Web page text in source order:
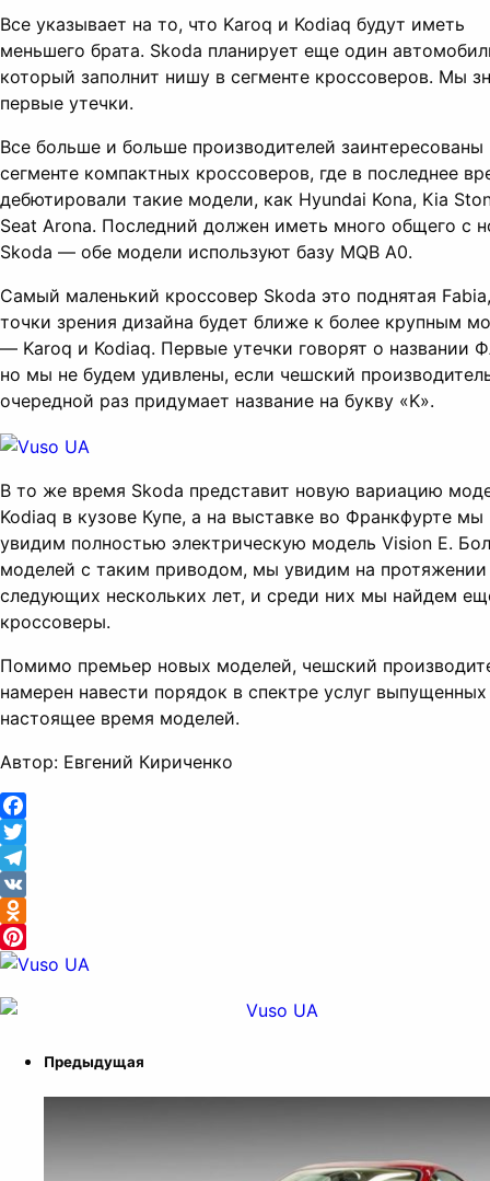
Все указывает на то, что Karoq и Kodiaq будут иметь
меньшего брата. Skoda планирует еще один
который заполнит нишу в сегменте кроссоверов. Мы
первые утечки.
Все больше и больше производителей заинтересованы
сегменте компактных кроссоверов, где в последнее
дебютировали такие модели, как Hyundai Kona, Kia
Seat Arona. Последний должен иметь много общего с
Skoda — обе модели используют базу MQB A0.
Самый маленький кроссовер Skoda это поднятая
точки зрения дизайна будет ближе к более крупным
— Karoq и Kodiaq. Первые утечки говорят о названии
но мы не будем удивлены, если чешский
очередной раз придумает название на букву «K».
В то же время Skoda представит новую вариацию
Kodiaq в кузове Купе, а на выставке во Франкфурте мы
увидим полностью электрическую модель Vision E.
моделей с таким приводом, мы увидим на протяжении
следующих нескольких лет, и среди них мы найдем
кроссоверы.
Помимо премьер новых моделей, чешский
намерен навести порядок в спектре услуг
настоящее время моделей.
Автор: Евгений Кириченко
Facebook
Twitter
Telegram
VK
Odnoklassniki
Pinterest
Предыдущая